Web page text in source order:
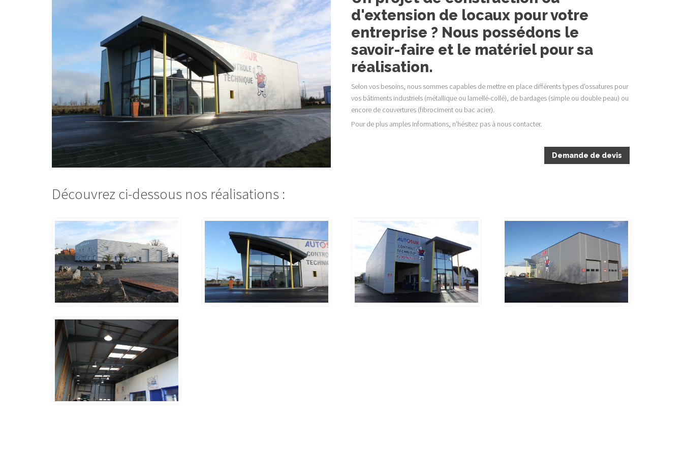
d'extension de locaux pour votre
entreprise ? Nous possédons le
savoir-faire et le matériel pour sa
réalisation.
Selon vos besoins, nous sommes capables de mettre en place différents types d'ossatures pour
vos bâtiments industriels (métallique ou lamellé-collé), de bardages (simple ou double peau) ou
encore de couvertures (fibrociment ou bac acier).
Pour de plus amples informations, n'hésitez pas à nous contacter.
Demande de devis
Découvrez ci-dessous nos réalisations :